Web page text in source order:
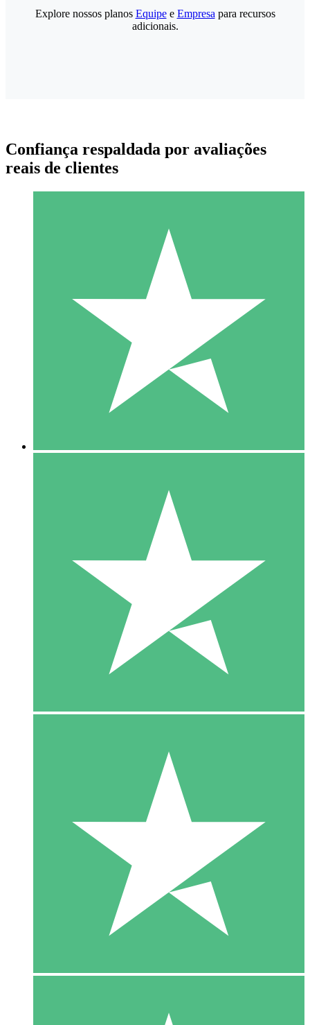
Pacotes de Créditos Individuais
Pague conforme o uso com créditos de download. Sem
1000
10 Downloads
20 00
Explore nossos planos Equipee Empresa para recursos
adicionais.
Confiança respaldada por avaliações
reais de clientes